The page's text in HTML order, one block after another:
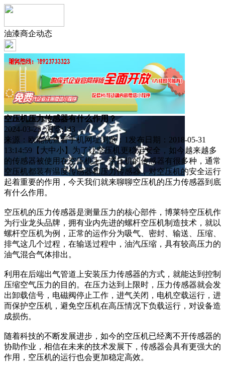
油漆商企动态
空压机压力传感器有什么作用？
2024-03-25 浏览:143
来源：欧能优查看手机网址浏览：1发布日期：2018-05-31
13:14:59【大中小】为了让空压机更稳定安全，如今越来越多
的传感器被使用在空压机上。空压机的传感器有很多种，通常
空压机都装有温度传感器和压力传感器，对空压机的安全运行
起着重要的作用，今天我们就来聊聊空压机的压力传感器到底
有什么作用。
空压机的压力传感器是测量压力的核心部件，博莱特空压机作
为行业龙头品牌，拥有业内先进的螺杆空压机制造技术，就以
螺杆空压机为例，正常的运作分为吸气、密封、输送、压缩、
排气这几个过程，在输送过程中，油汽压缩，具有较高压力的
油气混合气体排出。
利用在后端出气管道上安装压力传感器的方式，就能达到控制
压缩空气压力的目的。在压力达到上限时，压力传感器就会发
出卸载信号，电磁阀停止工作，进气关闭，电机空载运行，进
而保护空压机，避免空压机在高压情况下负载运行，对设备造
成损伤。
随着科技的不断发展进步，如今的空压机已经离不开传感器的
协助作业，相信在未来的技术发展下，传感器会具有更强大的
作用，空压机的运行也会更加稳定高效。